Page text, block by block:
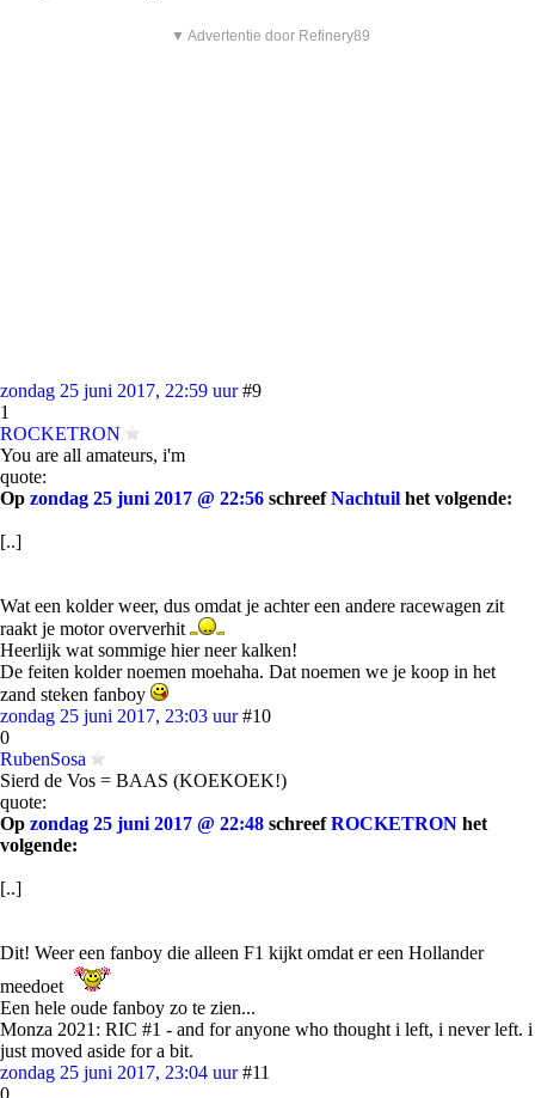
▼ Advertentie door Refinery89
zondag 25 juni 2017, 22:59 uur #9
1
ROCKETRON
You are all amateurs, i'm
quote:
Op zondag 25 juni 2017 @ 22:56 schreefNachtuil het volgende:
[..]
Wat een kolder weer, dus omdat je achter een andere racewagen zit
raakt je motor oververhit
Heerlijk wat sommige hier neer kalken!
De feiten kolder noemen moehaha. Dat noemen we je koop in het
zand steken fanboy
zondag 25 juni 2017, 23:03 uur #10
0
RubenSosa
Sierd de Vos = BAAS (KOEKOEK!)
quote:
Op zondag 25 juni 2017 @ 22:48 schreefROCKETRON het
volgende:
[..]
Dit! Weer een fanboy die alleen F1 kijkt omdat er een Hollander
meedoet
Een hele oude fanboy zo te zien...
Monza 2021: RIC #1 - and for anyone who thought i left, i never left. i
just moved aside for a bit.
zondag 25 juni 2017, 23:04 uur #11
0